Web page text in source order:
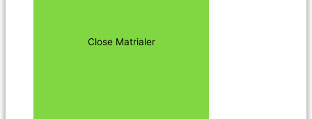
Close Matrialer